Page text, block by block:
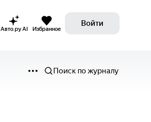
Авто.ру AI Избранное
Войти
Поиск по журналу